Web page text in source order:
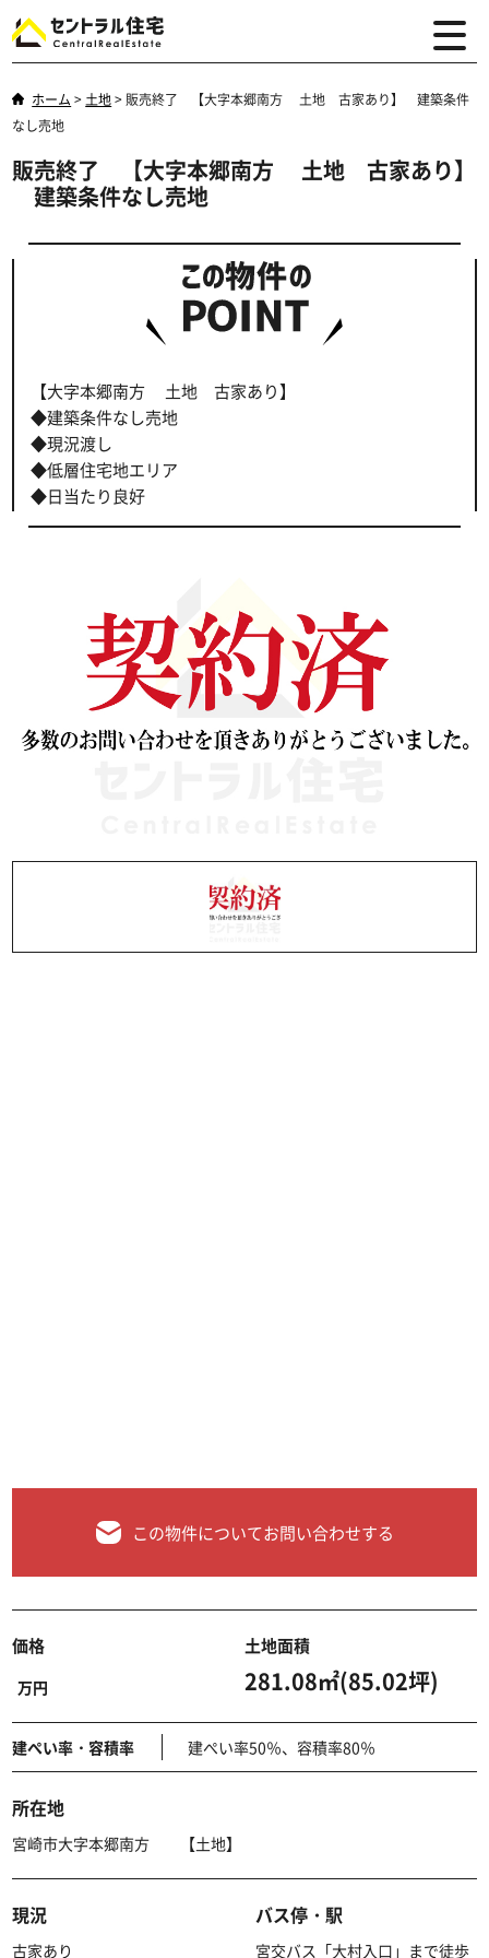
ホーム > 土地> 販売終了 【大字本郷南方 土地 古家あり】 建築条件
なし売地
販売終了 【大字本郷南方 土地 古家あり】
建築条件なし売地
【大字本郷南方 土地 古家あり】
◆建築条件なし売地
◆現況渡し
◆低層住宅地エリア
◆日当たり良好
この物件についてお問い合わせする
価格
万円
土地面積
281.08㎡(85.02坪)
建ぺい率・容積率 建ぺい率50％、容積率80％
所在地
宮崎市大字本郷南方 【土地】
現況
古家あり
バス停・駅
宮交バス「大村入口」まで徒歩